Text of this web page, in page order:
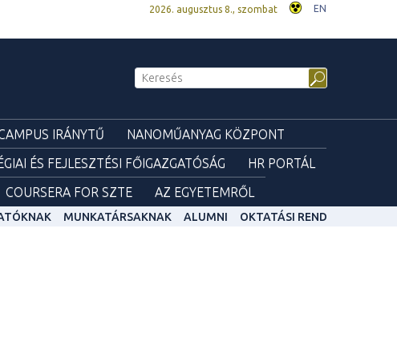
2026. augusztus 8., szombat EN
IRÁNYTŰ
NANOMŰANYAG KÖZPONT
ÉS FEJLESZTÉSI FŐIGAZGATÓSÁG
HR PORTÁL
COURSERA FOR SZTE AZ EGYETEMRŐL
MUNKATÁRSAKNAK ALUMNI OKTATÁSI REND